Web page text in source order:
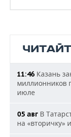
11:46 Казань
миллионников
июле
05 авг В
на «вторичку»